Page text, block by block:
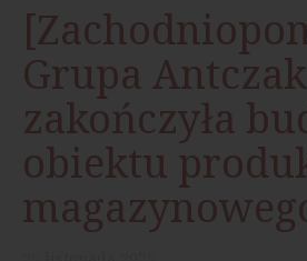
Grupa Antczak
zakończyła
obiektu